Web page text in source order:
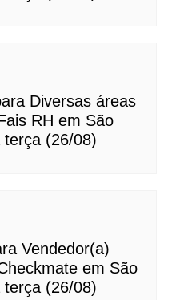
Diversas áreas
RH em São
terça (26/08)
Vendedor(a)
em São
terça (26/08)